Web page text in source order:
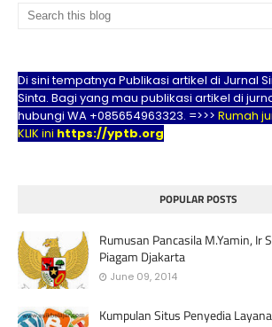
Di sini tempatnya Publikasi artikel di Jurnal
Sinta. Bagi yang mau publikasi artikel di
hubungi WA +085654963323. =>>> Rumah
KLIK ini https://yptb.org
POPULAR POSTS
Rumusan Pancasila M.Yamin, Ir
Piagam Djakarta
June 09, 2014
Kumpulan Situs Penyedia